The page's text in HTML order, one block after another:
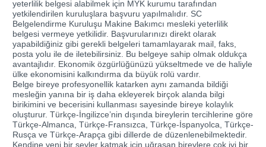
yeterlilik belgesi alabilmek için MYK kurumu tarafından
yetkilendirilen kuruluşlara başvuru yapılmalıdır. SC
Belgelendirme Kuruluşu Makine Bakımcı mesleki yeterlilik
belgesi vermeye yetkilidir. Başvurularınızı direkt olarak
yapabildiğiniz gibi gerekli belgeleri tamamlayarak mail, faks,
posta yolu ile de iletebilirsiniz. Bu belgeye sahip olmak oldukça
avantajlıdır. Ekonomik özgürlüğünüzü yükseltmede ve de haliyle
ülke ekonomisini kalkındırma da büyük rolü vardır.
Belge bireye profesyonellik katarken aynı zamanda bildiği
mesleğin yanına bir iş daha ekleyerek birçok alanda bilgi
birikimini ve becerisini kullanması sayesinde bireye kolaylık
oluşturur. Türkçe-İngilizce’nin dışında bireylerin tercihlerine göre
Türkçe-Almanca, Türkçe-Fransızca, Türkçe-İspanyolca, Türkçe-
Rusça ve Türkçe-Arapça gibi dillerde de düzenlenebilmektedir.
Kendine yeni bir şeyler katmak için uğraşan bireylere çok iyi bir